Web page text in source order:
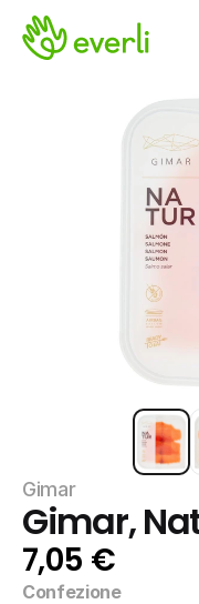
Gimar
Gimar,
7,05 €
Confezione